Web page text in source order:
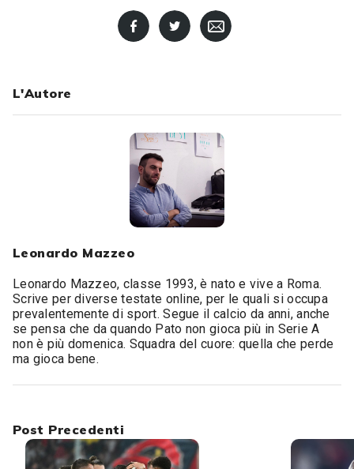
L'Autore
Leonardo Mazzeo
Leonardo Mazzeo, classe 1993, è nato e vive a Roma.
Scrive per diverse testate online, per le quali si occupa
prevalentemente di sport. Segue il calcio da anni, anche
se pensa che da quando Pato non gioca più in Serie A
non è più domenica. Squadra del cuore: quella che perde
ma gioca bene.
Post Precedenti